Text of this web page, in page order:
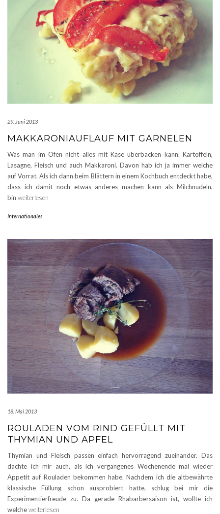
29. Juni 2013
MAKKARONIAUFLAUF MIT GARNELEN
Was man im Ofen nicht alles mit Käse überbacken kann. Kartoffeln,
Lasagne, Fleisch und auch Makkaroni. Davon hab ich ja immer welche
auf Vorrat. Als ich dann beim Blättern in einem Kochbuch entdeckt habe,
dass ich damit noch etwas anderes machen kann als Milchnudeln,
bin weiterlesen
Internationales
18. Mai 2013
ROULADEN VOM RIND GEFÜLLT MIT
THYMIAN UND APFEL
Thymian und Fleisch passen einfach hervorragend zueinander. Das
dachte ich mir auch, als ich vergangenes Wochenende mal wieder
Appetit auf Rouladen bekommen habe. Nachdem ich die altbewährte
klassische Füllung schon ausprobiert hatte, schlug bei mir die
Experimentierfreude zu. Da gerade Rhabarbersaison ist, wollte ich
welcheweiterlesen